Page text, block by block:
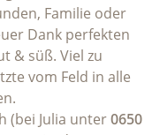
Familie oder
Dank perfekten
& süß. Viel zu
vom Feld in alle
(bei Julia unter0650